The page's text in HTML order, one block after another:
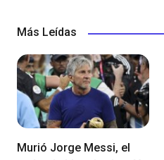
Más Leídas
Murió Jorge Messi, el